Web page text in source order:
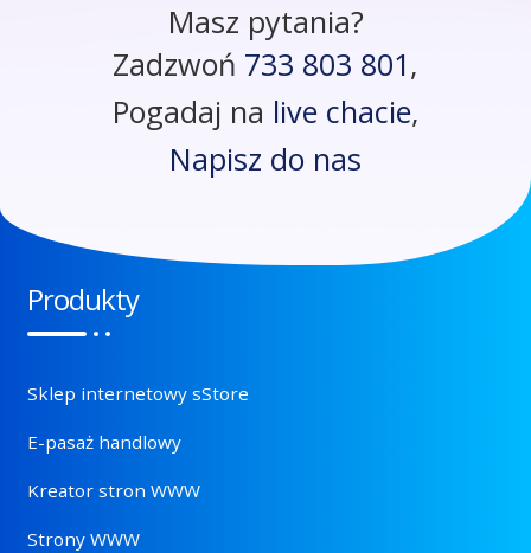
Masz pytania?
Zadzwoń 733 803 801,
Pogadaj na live chacie,
Napisz do nas
Produkty
Sklep internetowy sStore
E-pasaż handlowy
Kreator stron WWW
Strony WWW